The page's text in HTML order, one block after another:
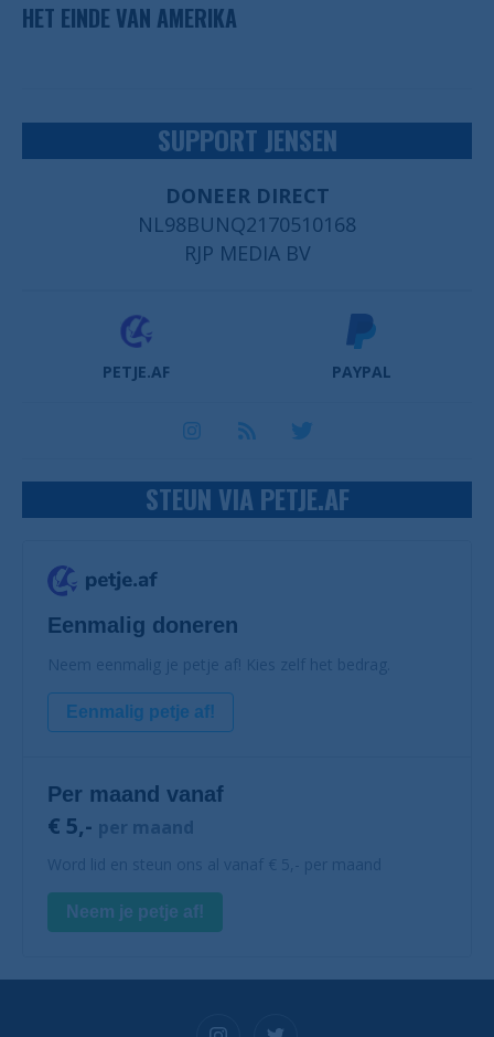
HET EINDE VAN AMERIKA
SUPPORT JENSEN
DONEER DIRECT
NL98BUNQ2170510168
RJP MEDIA BV
PETJE.AF PAYPAL
STEUN VIA PETJE.AF
Eenmalig doneren
Neem eenmalig je petje af! Kies zelf het bedrag.
Eenmalig petje af!
Per maand vanaf
€ 5,- per maand
Word lid en steun ons al vanaf € 5,- per maand
Neem je petje af!